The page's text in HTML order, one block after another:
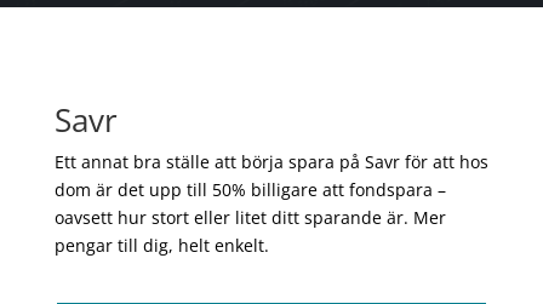
Savr
Ett annat bra ställe att börja spara på Savr för att hos
dom är det upp till 50% billigare att fondspara –
oavsett hur stort eller litet ditt sparande är. Mer
pengar till dig, helt enkelt.